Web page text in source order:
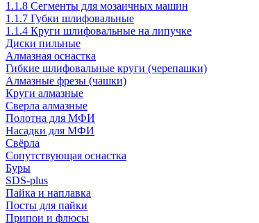
1.1.8 Сегменты для мозаичных машин
1.1.7 Губки шлифовальные
1.1.4 Круги шлифовальные на липучке
Диски пильные
Алмазная оснастка
Гибкие шлифовальные круги (черепашки)
Алмазные фрезы (чашки)
Круги алмазные
Сверла алмазные
Полотна для МФИ
Насадки для МФИ
Свёрла
Сопутствующая оснастка
Буры
SDS-plus
Пайка и наплавка
Посты для пайки
Припои и флюсы